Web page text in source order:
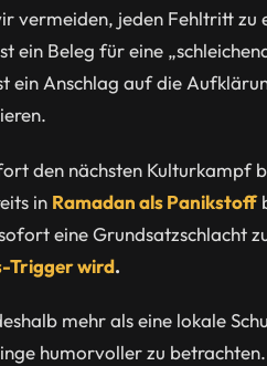
vermeiden, jeden Fehltritt zu
ein Beleg für eine
ein Anschlag auf die
den nächsten Kulturkampf
in Ramadan als Panikstoff
eine Grundsatzschlacht
Trigger wird.
mehr als eine lokale
humorvoller zu